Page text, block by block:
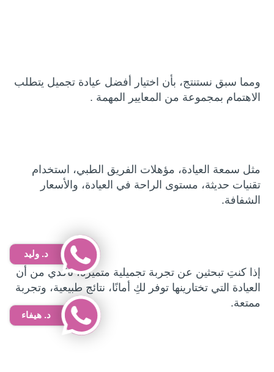
ومما سبق نستنتج، بأن اختيار أفضل عيادة تجميل يتطلب
الاهتمام بمجموعة من المعايير المهمة .
مثل سمعة العيادة، مؤهلات الفريق الطبي، استخدام
تقنيات حديثة، مستوى الراحة في العيادة، والأسعار
الشفافة.
إذا كنتِ تبحثين عن تجربة تجميلية متميزة، تأكدي من أن
العيادة التي تختارينها توفر لكِ أمانًا، نتائج طبيعية، وتجربة
ممتعة.
د. وليد
د. هيفاء